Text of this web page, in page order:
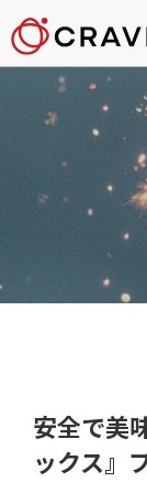
安全で美
ックス』